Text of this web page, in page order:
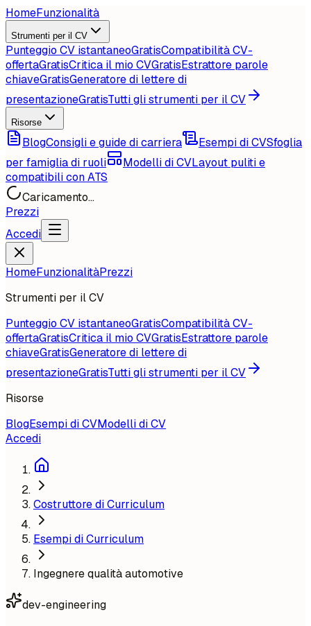
HomeFunzionalità
Strumenti per il CV
Punteggio CV istantaneoGratisCompatibilità CV-
offertaGratisCritica il mio CVGratisEstrattore parole
chiaveGratisGeneratore di lettere di
presentazioneGratisTutti gli strumenti per il CV
Risorse
BlogConsigli e guide di carriera Esempi di CVSfoglia
per famiglia di ruoli
Modelli di CVLayout puliti e
compatibili con ATS
Caricamento...
Prezzi
Accedi
HomeFunzionalitàPrezzi
Strumenti per il CV
Punteggio CV istantaneoGratisCompatibilità CV-
offertaGratisCritica il mio CVGratisEstrattore parole
chiaveGratisGeneratore di lettere di
presentazioneGratisTutti gli strumenti per il CV
Risorse
BlogEsempi di CVModelli di CV
Accedi
Costruttore di Curriculum
Esempi di Curriculum
Ingegnere qualità automotive
dev-engineering